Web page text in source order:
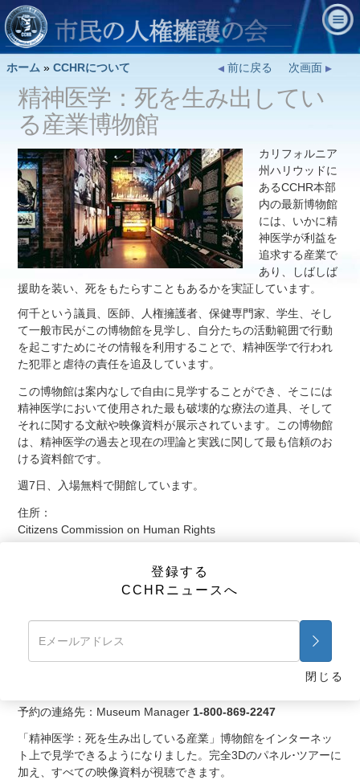
ホーム » CCHRについて 次画面
前に戻る
精神医学：死を生み出してい
る産業博物館
カリフォルニア
州ハリウッドに
あるCCHR本部
内の最新博物館
には、いかに精
神医学が利益を
追求する産業で
あり、しばしば
援助を装い、死をもたらすこともあるかを実証しています。
何千という議員、医師、人権擁護者、保健専門家、学生、そし
て一般市民がこの博物館を見学し、自分たちの活動範囲で行動
を起こすためにその情報を利用することで、精神医学で行われ
た犯罪と虐待の責任を追及しています。
この博物館は案内なしで自由に見学することができ、そこには
精神医学において使用された最も破壊的な療法の道具、そして
それに関する文献や映像資料が展示されています。この博物館
は、精神医学の過去と現在の理論と実践に関して最も信頼のお
ける資料館です。
週7日、入場無料で開館しています。
住所：
Citizens Commission on Human Rights
6616 Sunset Blvd
Los Angeles, California 90028
土曜午前10時から午後6時まで
日曜は午前1時から午後6時まで
予約の連絡先：Museum Manager 1-800-869-2247
「精神医学：死を生み出している産業」博物館をインターネッ
ト上で見学できるようになりました。完全3Dのパネル･ツアーに
加え、すべての映像資料が視聴できます。
登録する
CCHRニュースへ
閉じる